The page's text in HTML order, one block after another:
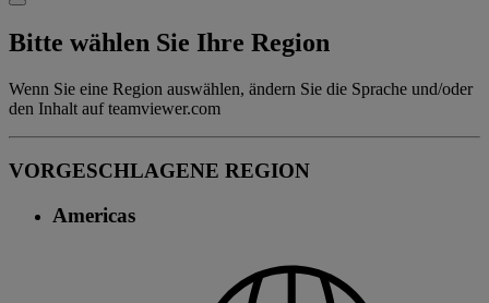
Bitte wählen Sie Ihre Region
Wenn Sie eine Region auswählen, ändern Sie die Sprache und/oder
den Inhalt auf teamviewer.com
VORGESCHLAGENE REGION
Americas